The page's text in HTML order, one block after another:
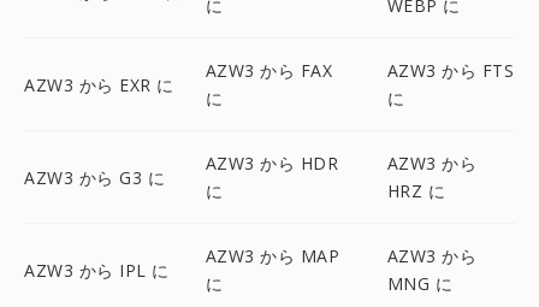
に
WEBP に
AZW3 から EXR に
AZW3 から FAX
に
AZW3 から FTS
に
AZW3 から G3 に
AZW3 から HDR
に
AZW3 から
HRZ に
AZW3 から IPL に
AZW3 から MAP
に
AZW3 から
MNG に